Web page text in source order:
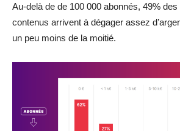
Au-delà de de 100 000 abonnés, 49%
contenus arrivent à dégager assez
un peu moins de la moitié.